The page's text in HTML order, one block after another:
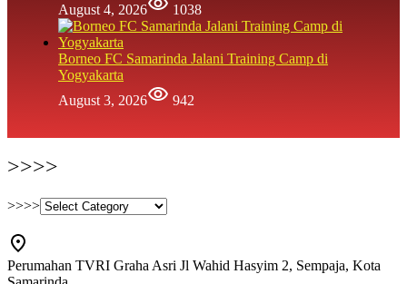
August 4, 2026
1038
Borneo FC Samarinda Jalani Training Camp di
Yogyakarta
August 3, 2026
942
>>>>
>>>>
Perumahan TVRI Graha Asri Jl Wahid Hasyim 2, Sempaja, Kota